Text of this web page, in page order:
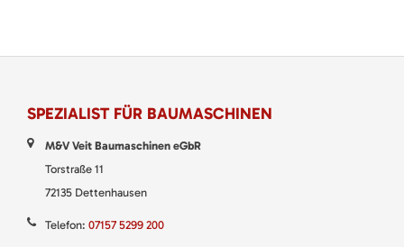
SPEZIALIST FÜR BAUMASCHINEN
M&V Veit Baumaschinen eGbR
Torstraße 11
72135 Dettenhausen
Telefon: 07157 5299 200